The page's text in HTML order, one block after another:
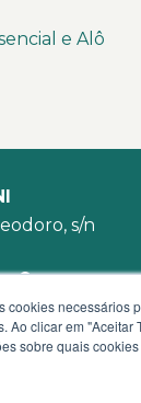
e Alô
s/n
-
mapa
3939
cookies necessários
Ao clicar em "Aceitar
sobre quais